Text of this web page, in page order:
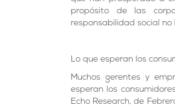
propósito de las
responsabilidad social
Lo que esperan los
Muchos gerentes y
esperan los
Echo Research, de